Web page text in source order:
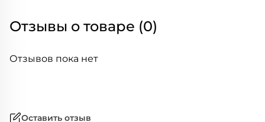
Отзывы о товаре (0)
Отзывов пока нет
Оставить отзыв